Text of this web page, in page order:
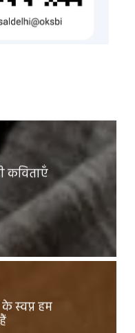
कविताएँ
के स्वप्न हम